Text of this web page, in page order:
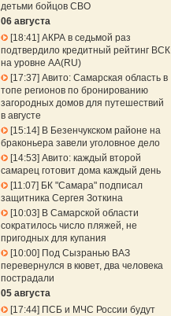
детьми бойцов СВО
06 августа
18:41 АКРА в седьмой раз
подтвердило кредитный рейтинг ВСК
на уровне АА(RU)
17:37 Авито: Самарская область в
топе регионов по бронированию
загородных домов для путешествий
в августе
15:14 В Безенчукском районе на
браконьера завели уголовное дело
14:53 Авито: каждый второй
самарец готовит дома каждый день
11:07
БК "Самара" подписал
защитника Сергея Зоткина
10:03
В Самарской области
сократилось число пляжей, не
пригодных для купания
10:00 Под Сызранью ВАЗ
перевернулся в кювет, два человека
пострадали
05 августа
17:44 ПСБ и МЧС России будут